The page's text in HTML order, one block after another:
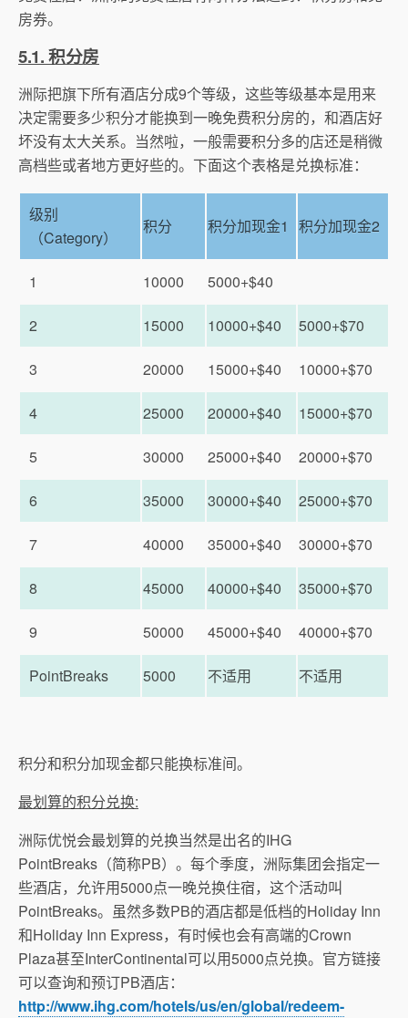
房券。
5.1. 积分房
洲际把旗下所有酒店分成9个等级，这些等级基本是用来
决定需要多少积分才能换到一晚免费积分房的，和酒店好
坏没有太大关系。当然啦，一般需要积分多的店还是稍微
高档些或者地方更好些的。下面这个表格是兑换标准：
级别
（Category）
积分 积分加现金1 积分加现金2
1 10000 5000+$40
2 15000 10000+$40 5000+$70
3 20000 15000+$40 10000+$70
4 25000 20000+$40 15000+$70
5 30000 25000+$40 20000+$70
6 35000 30000+$40 25000+$70
7 40000 35000+$40 30000+$70
8 45000 40000+$40 35000+$70
9 50000 45000+$40 40000+$70
PointBreaks 5000 不适用 不适用
积分和积分加现金都只能换标准间。
最划算的积分兑换:
洲际优悦会最划算的兑换当然是出名的IHG
PointBreaks（简称PB）。每个季度，洲际集团会指定一
些酒店，允许用5000点一晚兑换住宿，这个活动叫
PointBreaks。虽然多数PB的酒店都是低档的Holiday Inn
和Holiday Inn Express，有时候也会有高端的Crown
Plaza甚至InterContinental可以用5000点兑换。官方链接
可以查询和预订PB酒店：
http://www.ihg.com/hotels/us/en/global/redeem-